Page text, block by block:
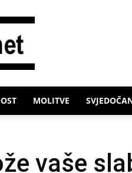
MOLITVE
vaše